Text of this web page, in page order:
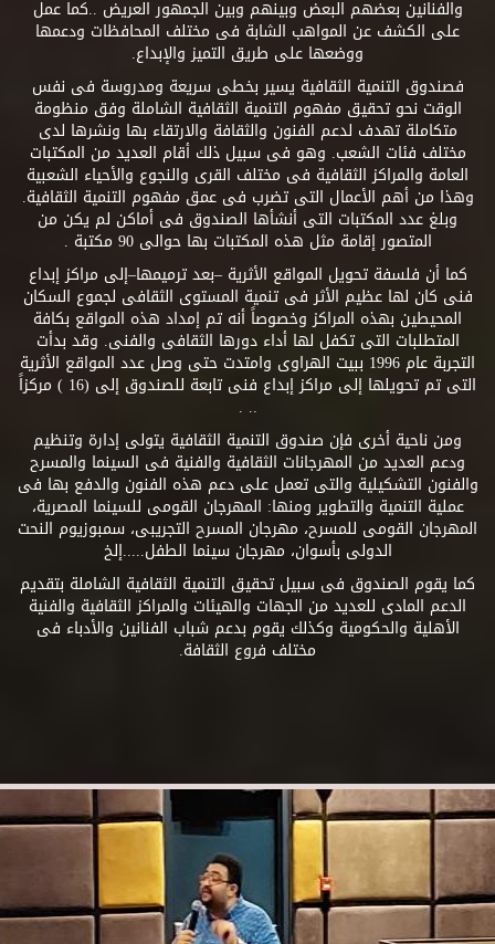
والفنانين بعضهم البعض وبينهم وبين الجمهور العريض ..كما عمل
على الكشف عن المواهب الشابة فى مختلف المحافظات ودعمها
ووضعها على طريق التميز والإبداع.
فصندوق التنمية الثقافية يسير بخطى سريعة ومدروسة فى نفس
الوقت نحو تحقيق مفهوم التنمية الثقافية الشاملة وفق منظومة
متكاملة تهدف لدعم الفنون والثقافة والارتقاء بها ونشرها لدى
مختلف فئات الشعب. وهو فى سبيل ذلك أقام العديد من المكتبات
العامة والمراكز الثقافية فى مختلف القرى والنجوع والأحياء الشعبية
وهذا من أهم الأعمال التى تضرب فى عمق مفهوم التنمية الثقافية.
وبلغ عدد المكتبات التى أنشأها الصندوق فى أماكن لم يكن من
المتصور إقامة مثل هذه المكتبات بها حوالى 90 مكتبة .
كما أن فلسفة تحويل المواقع الأثرية –بعد ترميمها–إلى مراكز إبداع
فنى كان لها عظيم الأثر فى تنمية المستوى الثقافى لجموع السكان
المحيطين بهذه المراكز وخصوصاً أنه تم إمداد هذه المواقع بكافة
المتطلبات التى تكفل لها أداء دورها الثقافى والفنى. وقد بدأت
التجربة عام 1996 ببيت الهراوى وامتدت حتى وصل عدد المواقع الأثرية
التى تم تحويلها إلى مراكز إبداع فنى تابعة للصندوق إلى (16 ) مركزاً
.. .
ومن ناحية أخرى فإن صندوق التنمية الثقافية يتولى إدارة وتنظيم
ودعم العديد من المهرجانات الثقافية والفنية فى السينما والمسرح
والفنون التشكيلية والتى تعمل على دعم هذه الفنون والدفع بها فى
عملية التنمية والتطوير ومنها: المهرجان القومى للسينما المصرية،
المهرجان القومى للمسرح، مهرجان المسرح التجريبى، سمبوزيوم النحت
الدولى بأسوان، مهرجان سينما الطفل.....إلخ
كما يقوم الصندوق فى سبيل تحقيق التنمية الثقافية الشاملة بتقديم
الدعم المادى للعديد من الجهات والهيئات والمراكز الثقافية والفنية
الأهلية والحكومية وكذلك يقوم بدعم شباب الفنانين والأدباء فى
مختلف فروع الثقافة.